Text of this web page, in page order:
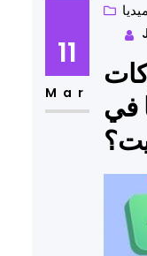
تزايد
11
Mar
في